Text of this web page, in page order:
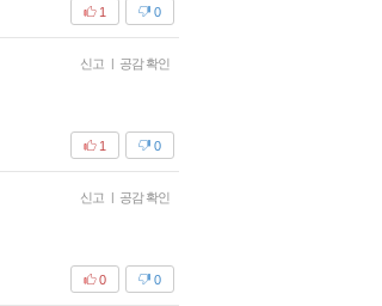
0
1
신고 | 공감 확인
0
1
신고 | 공감 확인
0
0